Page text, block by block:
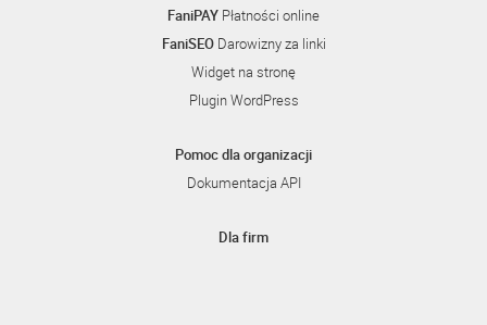
FaniPAY Płatności online
FaniSEODarowizny za linki
Widget na stronę
Plugin WordPress
Pomoc dla organizacji
Dokumentacja API
Dla firm